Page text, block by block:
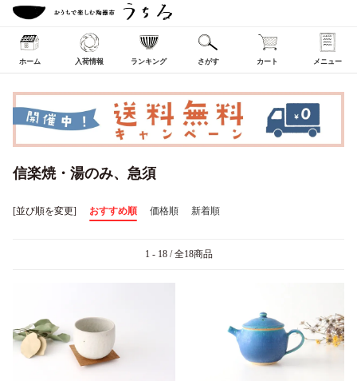
ホーム 入荷情報 ランキング さがす カート メニュー
信楽焼・湯のみ、急須
[並び順を変更] おすすめ順 価格順 新着順
1 - 18 / 全18商品